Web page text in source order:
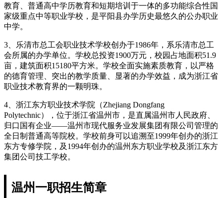
教育、普通高中学历教育和短期培训于一体的多功能综合性国
家级重点中等职业学校，是平阳县办学历史最悠久的公办职业
中学。
3、乐清市总工会职业技术学校创办于1986年，系乐清市总工
会所属的办学单位。学校总投资1900万元，校园占地面积51.9
亩，建筑面积15180平方米。学校全面实施素质教育，以严格
的德育管理、突出的教学质量、显著的办学效益，成为浙江省
职业技术教育界的一颗明珠。
4、浙江东方职业技术学院（Zhejiang Dongfang
Polytechnic），位于浙江省温州市，是直属温州市人民政府、
归口国有企业——温州市现代服务业发展集团有限公司管理的
全日制普通高等院校。学校前身可以追溯至1999年创办的浙江
东方专修学院，及1994年创办的温州东方职业学校及浙江东方
集团公司技工学校。
温州一职招生简章